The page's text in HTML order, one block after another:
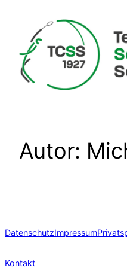
springen
Autor:
DatenschutzImpressum
Kontakt